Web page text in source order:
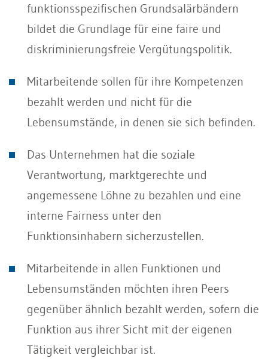
funktionsspezifischen Grundsalärbändern
bildet die Grundlage für eine faire und
diskriminierungsfreie Vergütungspolitik.
Mitarbeitende sollen für ihre Kompetenzen
bezahlt werden und nicht für die
Lebensumstände, in denen sie sich befinden.
Das Unternehmen hat die soziale
Verantwortung, marktgerechte und
angemessene Löhne zu bezahlen und eine
interne Fairness unter den
Funktionsinhabern sicherzustellen.
Mitarbeitende in allen Funktionen und
Lebensumständen möchten ihren Peers
gegenüber ähnlich bezahlt werden, sofern die
Funktion aus ihrer Sicht mit der eigenen
Tätigkeit vergleichbar ist.